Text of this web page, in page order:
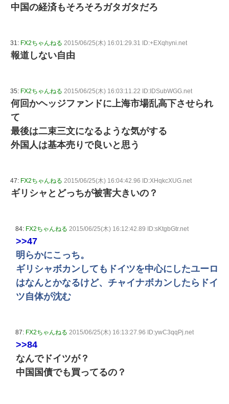
中国の経済もそろそろガタガタだろ
31: FX2ちゃんねる 2015/06/25(木) 16:01:29.31 ID:+EXqhyni.net
報道しない自由
35: FX2ちゃんねる 2015/06/25(木) 16:03:11.22 ID:IDSubWGG.net
何回かヘッジファンドに上海市場乱高下させられ
て
最後は二束三文になるような気がする
外国人は基本売りで良いと思う
47: FX2ちゃんねる 2015/06/25(木) 16:04:42.96 ID:XHqkcXUG.net
ギリシャとどっちが被害大きいの？
84: FX2ちゃんねる 2015/06/25(木) 16:12:42.89 ID:sKtgbGtr.net
>>47
明らかにこっち。
ギリシャボカンしてもドイツを中心にしたユーロ
はなんとかなるけど、チャイナボカンしたらドイ
ツ自体が沈む
87: FX2ちゃんねる 2015/06/25(木) 16:13:27.96 ID:ywC3qqPj.net
>>84
なんでドイツが？
中国国債でも買ってるの？